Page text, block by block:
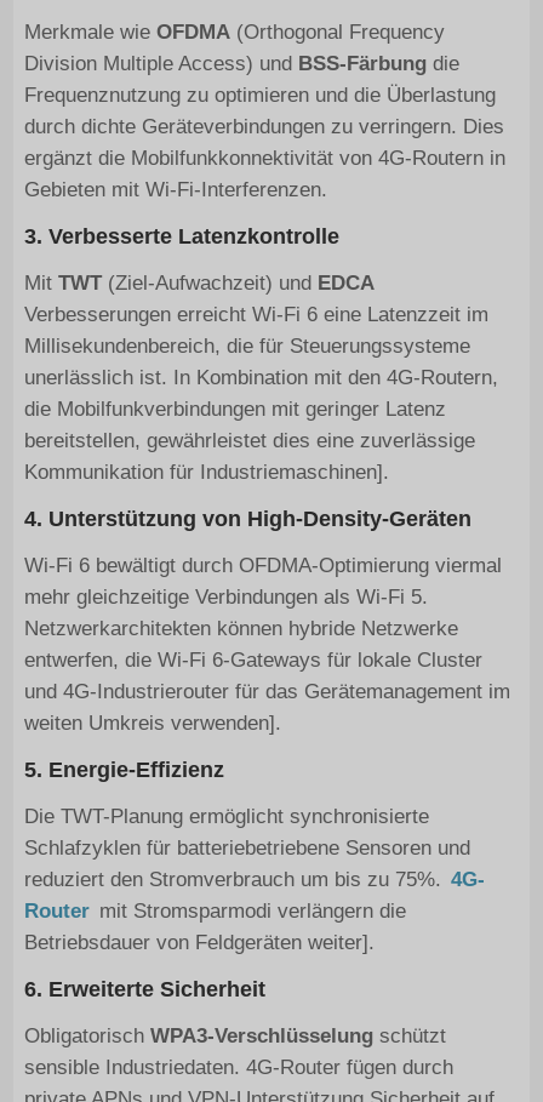
Merkmale wie OFDMA(Orthogonal Frequency
Division Multiple Access) und BSS-Färbungdie
Frequenznutzung zu optimieren und die Überlastung
durch dichte Geräteverbindungen zu verringern. Dies
ergänzt die Mobilfunkkonnektivität von 4G-Routern in
Gebieten mit Wi-Fi-Interferenzen.
3. Verbesserte Latenzkontrolle
Mit TWT(Ziel-Aufwachzeit) und EDCA
Verbesserungen erreicht Wi-Fi 6 eine Latenzzeit im
Millisekundenbereich, die für Steuerungssysteme
unerlässlich ist. In Kombination mit den 4G-Routern,
die Mobilfunkverbindungen mit geringer Latenz
bereitstellen, gewährleistet dies eine zuverlässige
Kommunikation für Industriemaschinen].
4. Unterstützung von High-Density-Geräten
Wi-Fi 6 bewältigt durch OFDMA-Optimierung viermal
mehr gleichzeitige Verbindungen als Wi-Fi 5.
Netzwerkarchitekten können hybride Netzwerke
entwerfen, die Wi-Fi 6-Gateways für lokale Cluster
und 4G-Industrierouter für das Gerätemanagement im
weiten Umkreis verwenden].
5. Energie-Effizienz
Die TWT-Planung ermöglicht synchronisierte
Schlafzyklen für batteriebetriebene Sensoren und
reduziert den Stromverbrauch um bis zu 75%. 4G-
Router mit Stromsparmodi verlängern die
Betriebsdauer von Feldgeräten weiter].
6. Erweiterte Sicherheit
Obligatorisch WPA3-Verschlüsselungschützt
sensible Industriedaten. 4G-Router fügen durch